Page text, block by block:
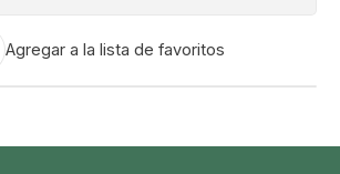
Agregar a la lista de favoritos